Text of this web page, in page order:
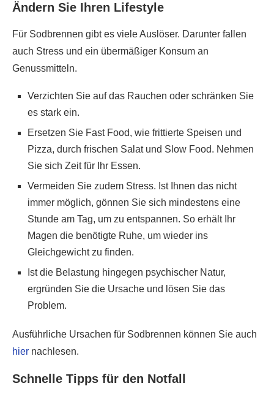
Ändern Sie Ihren Lifestyle
Für Sodbrennen gibt es viele Auslöser. Darunter fallen
auch Stress und ein übermäßiger Konsum an
Genussmitteln.
Verzichten Sie auf das Rauchen oder schränken Sie
es stark ein.
Ersetzen Sie Fast Food, wie frittierte Speisen und
Pizza, durch frischen Salat und Slow Food. Nehmen
Sie sich Zeit für Ihr Essen.
Vermeiden Sie zudem Stress. Ist Ihnen das nicht
immer möglich, gönnen Sie sich mindestens eine
Stunde am Tag, um zu entspannen. So erhält Ihr
Magen die benötigte Ruhe, um wieder ins
Gleichgewicht zu finden.
Ist die Belastung hingegen psychischer Natur,
ergründen Sie die Ursache und lösen Sie das
Problem.
Ausführliche Ursachen für Sodbrennen können Sie auch
hier nachlesen.
Schnelle Tipps für den Notfall